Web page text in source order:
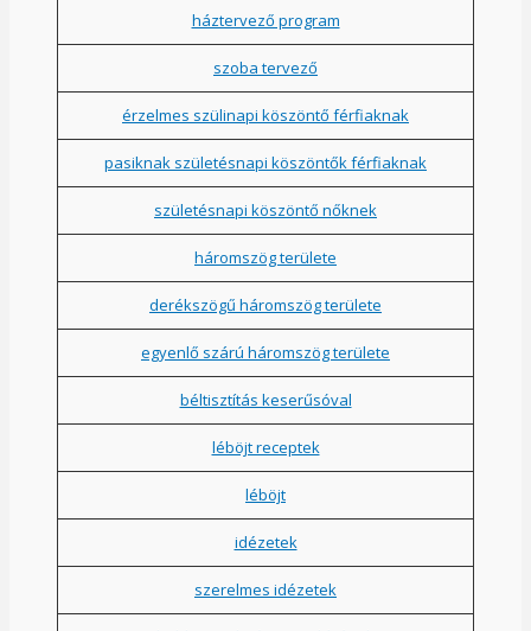
háztervező program
szoba tervező
érzelmes szülinapi köszöntő férfiaknak
pasiknak születésnapi köszöntők férfiaknak
születésnapi köszöntő nőknek
háromszög területe
derékszögű háromszög területe
egyenlő szárú háromszög területe
béltisztítás keserűsóval
léböjt receptek
léböjt
idézetek
szerelmes idézetek